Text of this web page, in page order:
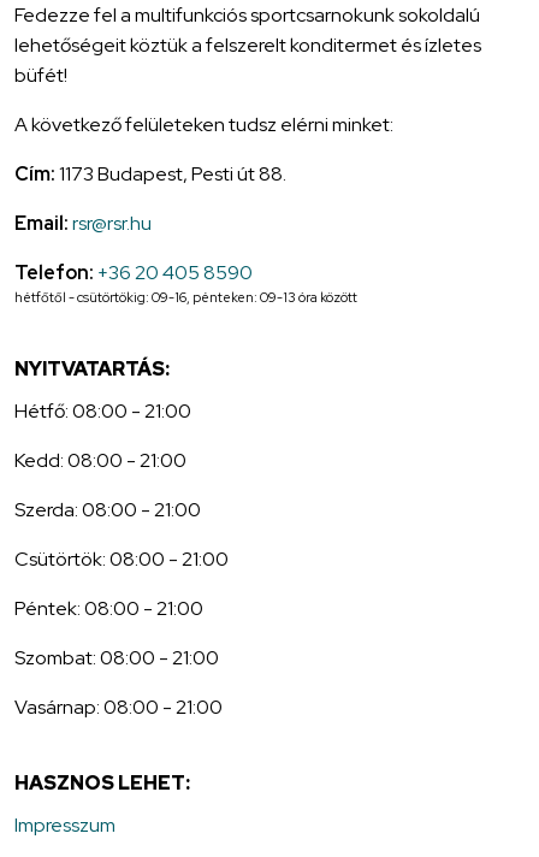
Fedezze fel a multifunkciós sportcsarnokunk sokoldalú
lehetőségeit köztük a felszerelt konditermet és ízletes
büfét!
A következő felületeken tudsz elérni minket:
Cím:1173 Budapest, Pesti út 88.
Email:rsr@rsr.hu
Telefon: +36 20 405 8590
hétfőtől - csütörtökig: 09-16, pénteken: 09-13 óra között
NYITVATARTÁS:
Hétfő: 08:00 - 21:00
Kedd: 08:00 - 21:00
Szerda: 08:00 - 21:00
Csütörtök: 08:00 - 21:00
Péntek: 08:00 - 21:00
Szombat: 08:00 - 21:00
Vasárnap: 08:00 - 21:00
HASZNOS LEHET:
Impresszum